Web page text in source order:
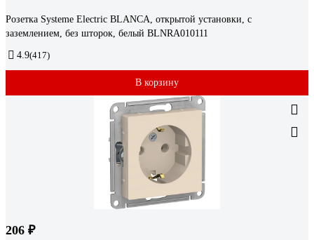
Розетка Systeme Electric BLANCA, открытой установки, с
заземлением, без шторок, белый BLNRA010111
4.9(417)
В корзину
206 ₽